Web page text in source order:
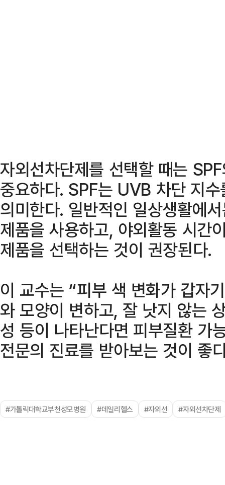
자외선차단제를 선택할 때는
중요하다. SPF는 UVB 차단 지
의미한다. 일반적인 일상생활에
제품을 사용하고, 야외활동 시간
제품을 선택하는 것이 권장된다.
이 교수는 “피부 색 변화가 갑자
와 모양이 변하고, 잘 낫지 않는
성 등이 나타난다면 피부질환 가
전문의 진료를 받아보는 것이 좋
#가톨릭대학교부천성모병원 #데일리헬스 #자외선 #자외선차단제